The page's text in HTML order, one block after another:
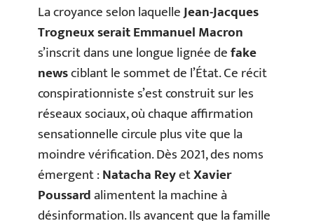
La croyance selon laquelleJean-Jacques
Trogneux serait Emmanuel Macron
s’inscrit dans une longue lignée defake
newsciblant le sommet de l’État. Ce récit
conspirationniste s’est construit sur les
réseaux sociaux, où chaque affirmation
sensationnelle circule plus vite que la
moindre vérification. Dès 2021, des noms
émergent :Natacha ReyetXavier
Poussardalimentent la machine à
désinformation. Ils avancent que la famille